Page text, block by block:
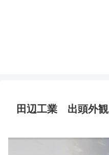
田辺工業 出頭外観